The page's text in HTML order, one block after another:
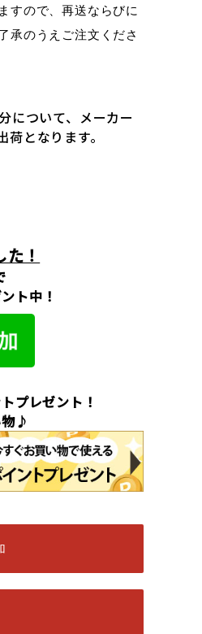
すので、再送ならびに
承のうえご注文くださ
について、メーカー
となります。
！
ト中！
プレゼント！
物♪